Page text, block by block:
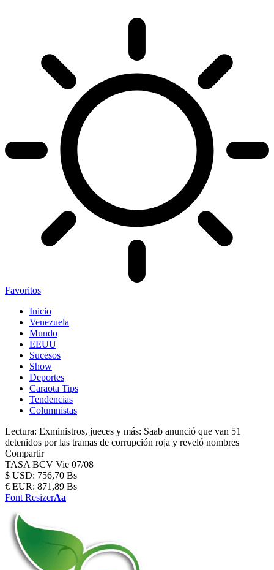
Favoritos
Inicio
Venezuela
Mundo
EEUU
Sucesos
Show
Deportes
Caraota Tips
Tendencias
Columnistas
Lectura: Exministros, jueces y más: Saab anunció que van 51
detenidos por las tramas de corrupción roja y reveló nombres
Compartir
TASA BCV Vie 07/08
$ USD: 756,70 Bs
€ EUR: 871,89 Bs
Font ResizerAa